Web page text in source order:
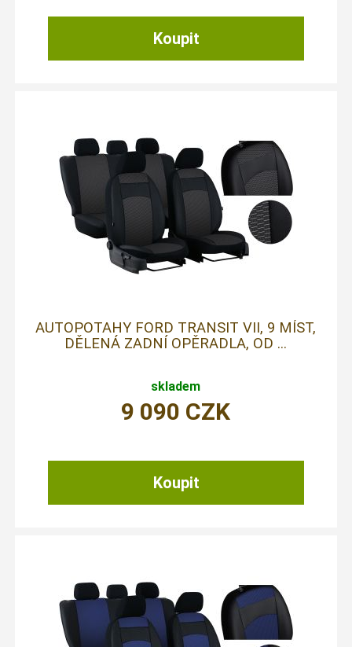
AUTOPOTAHY FORD TRANSIT VII, 9 MÍST,
DĚLENÁ ZADNÍ OPĚRADLA, OD ...
skladem
9 090 CZK